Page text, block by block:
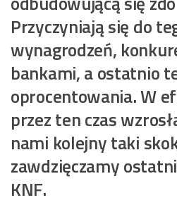
Przyczyniają się do
wynagrodzeń,
bankami, a ostatnio
oprocentowania. W
przez ten czas
nami kolejny taki
zawdzięczamy
KNF.